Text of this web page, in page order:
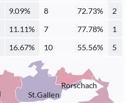
9.09% 8 72.73%
2
11.11% 7 77.78%
1
16.67% 10 55.56% 5
Rorschach
St.Gallen